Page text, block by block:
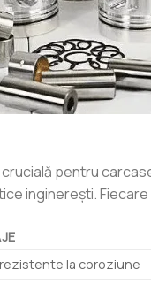
pentru
inginerești.
la coroziune